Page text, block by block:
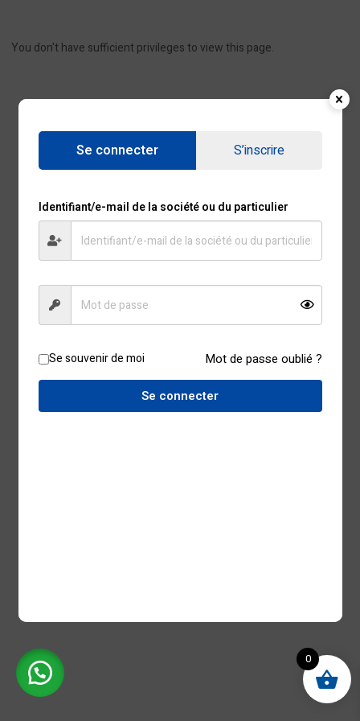
You don't have sufficient privileges to view this page.
Se connecter S’inscrire
Identifiant/e-mail de la société ou du particulier
Se souvenir de moi Mot de passe oublié ?
Se connecter
0